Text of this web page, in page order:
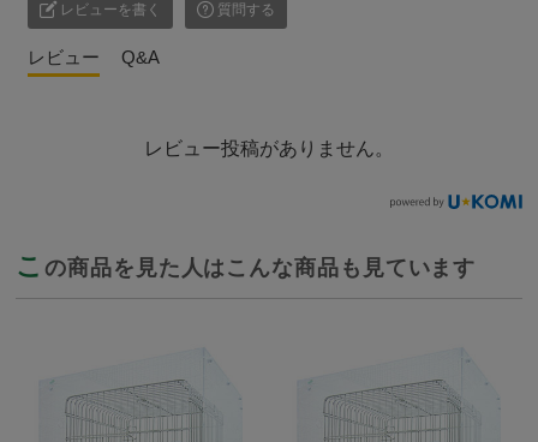
レビューを書く 質問する
レビュー Q&A
レビュー投稿がありません。
こ の商品を見た人はこんな商品も見ています